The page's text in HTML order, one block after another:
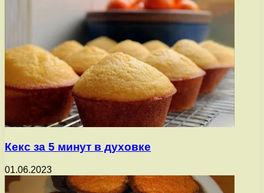
Кекс за 5 минут в духовке
01.06.2023